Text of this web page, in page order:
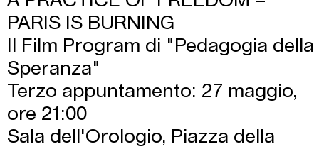
PARIS IS BURNING
Il Film Program di "Pedagogia della
Speranza"
Terzo appuntamento: 27 maggio,
ore 21:00
Sala dell'Orologio, Piazza della